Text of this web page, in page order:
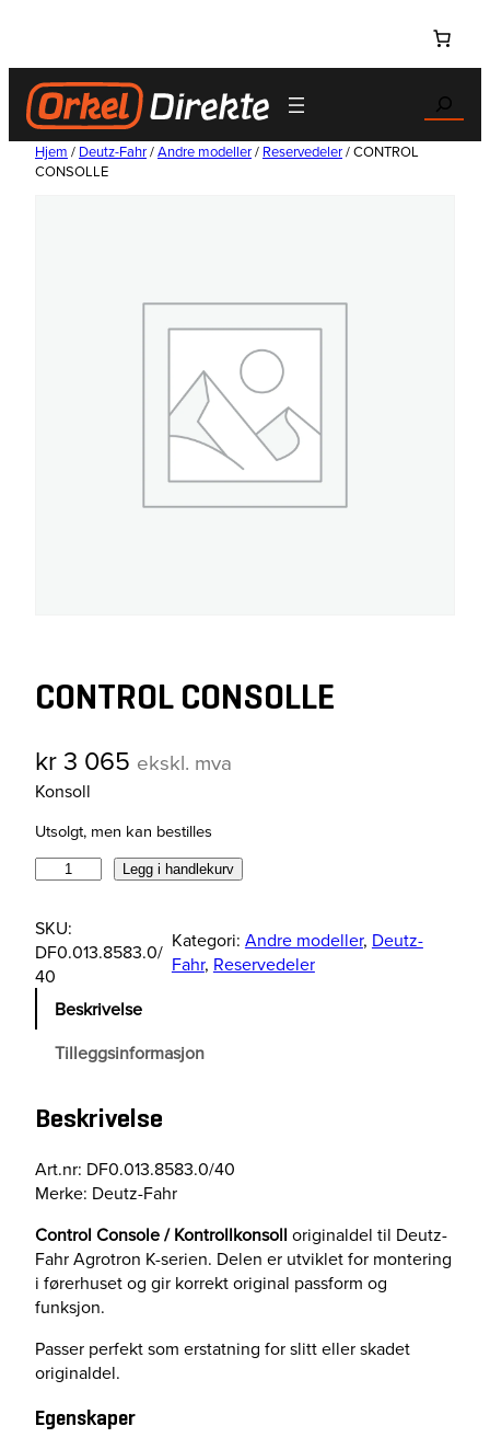
innhold
Search
Hjem / Deutz-Fahr/Andre modeller/ Reservedeler/ CONTROL
CONSOLLE
CONTROL CONSOLLE
kr3 065 ekskl. mva
Konsoll
Utsolgt, men kan bestilles
N
T
R
O
C
S
O
L
L
E
a
n
t
a
l
Legg i handlekurv
SKU:
DF0.013.8583.0/
40
Kategori: Andre modeller, Deutz-
Fahr, Reservedeler
Beskrivelse
Tilleggsinformasjon
Beskrivelse
Art.nr: DF0.013.8583.0/40
Merke: Deutz-Fahr
Control Console / Kontrollkonsoll originaldel til Deutz-
Fahr Agrotron K-serien. Delen er utviklet for montering
i førerhuset og gir korrekt original passform og
funksjon.
Passer perfekt som erstatning for slitt eller skadet
originaldel.
Egenskaper